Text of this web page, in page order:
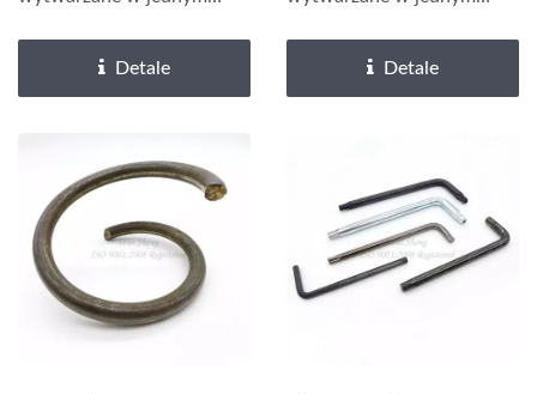
etapach....
Detale
etapach....
Detale